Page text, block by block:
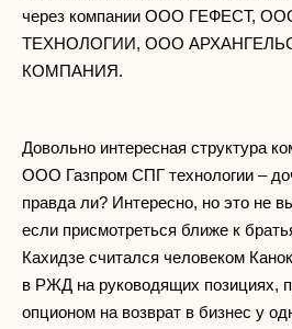
через компании ООО ГЕФЕСТ,
ТЕХНОЛОГИИ, ООО
КОМПАНИЯ.
Довольно интересная структура
ООО Газпром СПГ технологии –
правда ли? Интересно, но это не
если присмотреться ближе к
Кахидзе считался человеком
в РЖД на руководящих позициях,
опционом на возврат в бизнес у